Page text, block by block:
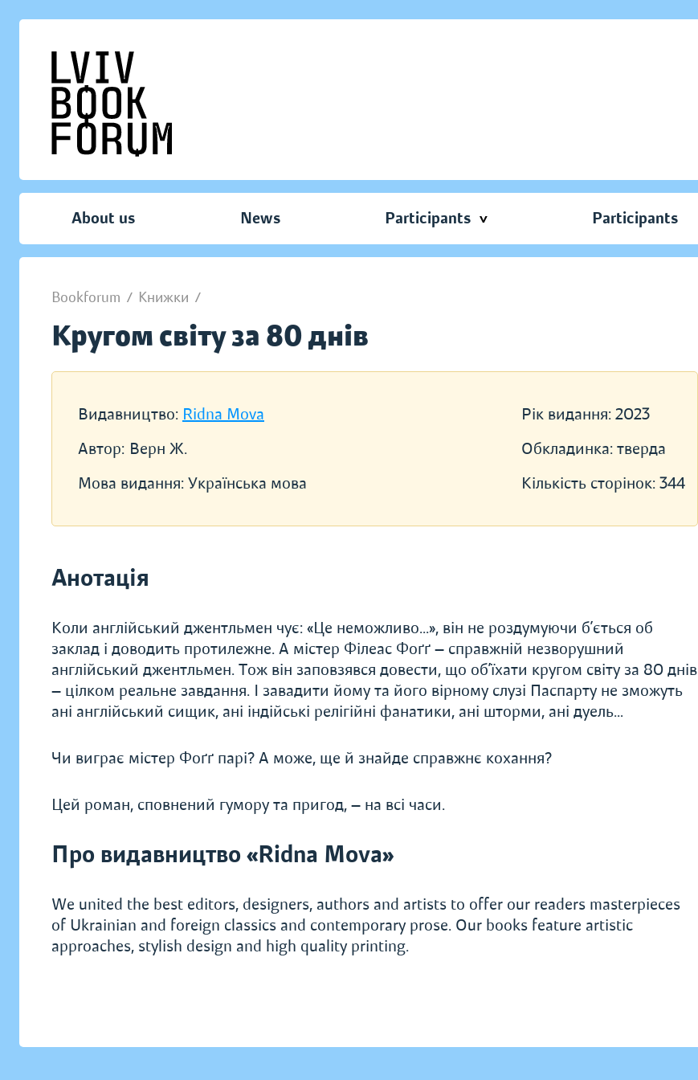
About us News Participants Participants
Bookforum / Книжки /
Кругом світу за 80 днів
Видавництво: Ridna Mova
Автор: Верн Ж.
Мова видання: Українська мова
Рік видання: 2023
Обкладинка: тверда
Кількість сторінок: 344
Анотація
Коли англійський джентльмен чує: «Це неможливо...», він не роздумуючи б’ється об
заклад і доводить протилежне. А містер Філеас Фоґґ — справжній незворушний
англійський джентльмен. Тож він заповзявся довести, що об’їхати кругом світу за 80 днів
— цілком реальне завдання. І завадити йому та його вірному слузі Паспарту не зможуть
ані англійський сищик, ані індійські релігійні фанатики, ані шторми, ані дуель…
Чи виграє містер Фоґґ парі? А може, ще й знайде справжнє кохання?
Цей роман, сповнений гумору та пригод, — на всі часи.
Про видавництво «Ridna Mova»
We united the best editors, designers, authors and artists to offer our readers masterpieces
of Ukrainian and foreign classics and contemporary prose. Our books feature artistic
approaches, stylish design and high quality printing.